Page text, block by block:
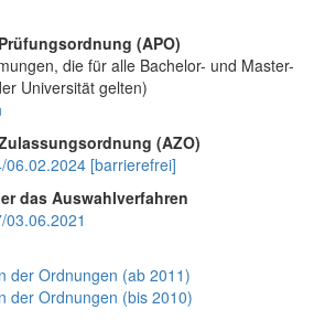
(APO)
die für alle Bachelor- und Master-
Universität gelten)
(AZO)
06.02.2024 [barrierefrei]
das Auswahlverfahren
03.06.2021
der Ordnungen (ab 2011)
der Ordnungen (bis 2010)